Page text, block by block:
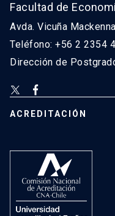
Facultad de
Avda. Vicuña
Teléfono: +56 2 2354
Dirección de
ACREDITACIÓN